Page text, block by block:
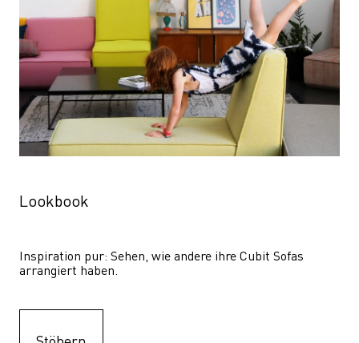
Lookbook
Inspiration pur: Sehen, wie andere ihre Cubit Sofas
arrangiert haben.